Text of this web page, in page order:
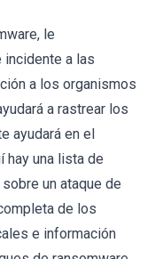
le
a las
a los organismos
a rastrear los
ayudará en el
hay una lista de
un ataque de
de los
e información